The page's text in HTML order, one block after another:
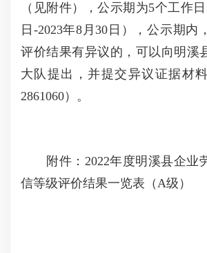
（见附件），公示期为5个工作
日-2023年8月30日），公示期内
评价结果有异议的，可以向明溪
大队提出，并提交异议证据材
2861060）。
附件：2022年度明溪县企业
信等级评价结果一览表（A级）